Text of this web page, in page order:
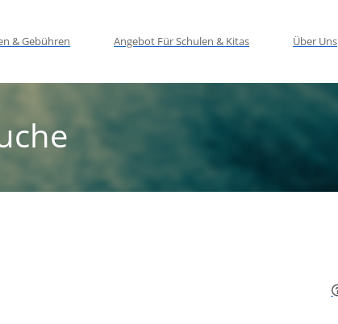
& Gebühren Angebot Für Schulen & Kitas Über Uns